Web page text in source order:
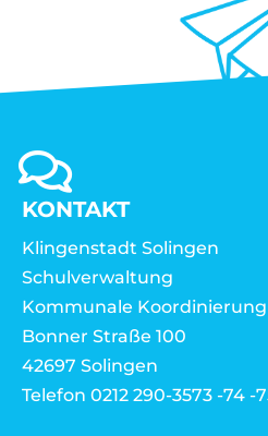
KONTAKT
Klingenstadt Solingen
Schulverwaltung
Kommunale
Bonner Straße 100
42697 Solingen
Telefon 0212 290-3573 -74 -